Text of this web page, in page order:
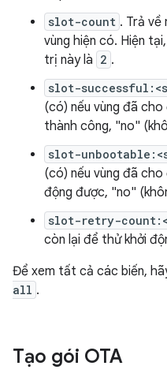
slot-count . Trả về
vùng hiện có. Hiện
trị này là 2 .
slot-
(có) nếu vùng đã
thành công, "no"
slot-
(có) nếu vùng đã
động được, "no"
slot-retry-
còn lại để thử khởi
Để xem tất cả các biến,
all .
Tạo gói OTA